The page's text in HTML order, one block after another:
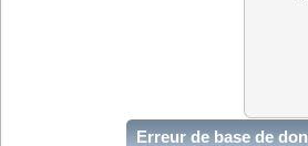
Erreur de base de